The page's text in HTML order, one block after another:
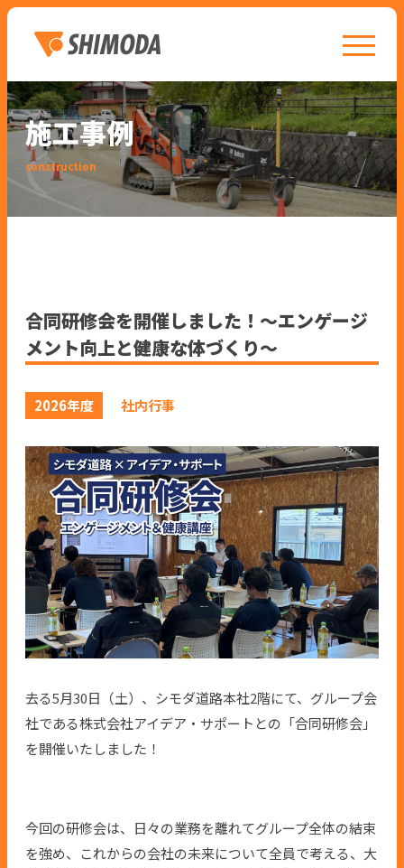
toggle
施工事例
construction
合同研修会を開催しました！〜エンゲージ
メント向上と健康な体づくり〜
2026年度 社内行事
去る5月30日（土）、シモダ道路本社2階にて、グループ会
社である株式会社アイデア・サポートとの「合同研修会」
を開催いたしました！
今回の研修会は、日々の業務を離れてグループ全体の結束
を強め、これからの会社の未来について全員で考える、大